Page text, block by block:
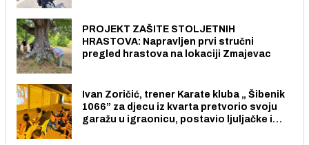
PROJEKT ZAŠITE STOLJETNIH
HRASTOVA: Napravljen prvi stručni
pregled hrastova na lokaciji Zmajevac
Ivan Zoričić, trener Karate kluba „ Šibenik
1066” za djecu iz kvarta pretvorio svoju
garažu u igraonicu, postavio ljuljačke i